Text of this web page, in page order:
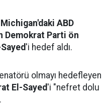
Michigan'daki ABD
Demokrat Parti ön
'i hedef aldı.
olmayı hedefleyen
El-Sayed'i "nefret dolu